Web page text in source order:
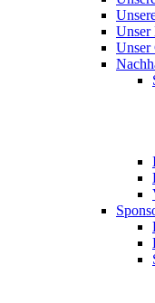
Unser
Unser